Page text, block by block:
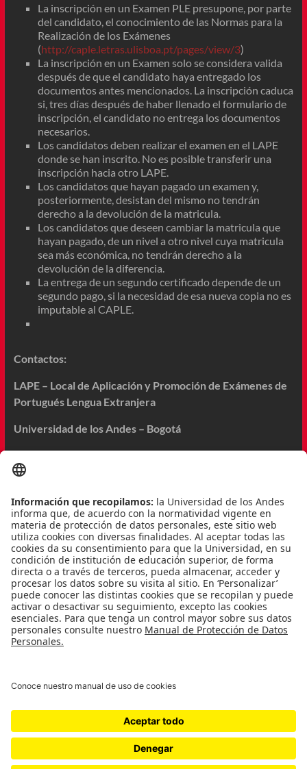
La inscripción en un Examen PLE presupone, por parte
del candidato, el conocimiento de las Normas para la
Realización de los Exámenes
(http://caple.letras.ulisboa.pt/pages/view/3)
La inscripción en un Examen solo se considera valida
después de que el candidato haya entregado los
documentos antes mencionados. La inscripción caduca
si, tres días después de haber llenado el formulario de
inscripción, el candidato no entrega los documentos
necesarios.
Los candidatos deben realizar el examen en el LAPE
donde se han inscrito. No es posible transferir una
inscripción hacia otro LAPE.
Los candidatos que hayan pagado un examen y,
posteriormente, desistan del mismo no tendrán
derecho a la devolución de la matricula.
Los candidatos que deseen cambiar la matricula que
hayan pagado, de un nivel a otro nivel cuya matricula
sea más económica, no tendrán derecho a la
devolución de la diferencia.
La entrega de un segundo certificado depende de un
segundo pago, si la necesidad de esa nueva copia no es
imputable al CAPLE.
Contactos:
LAPE – Local de Aplicación y Promoción de Exámenes de
Portugués Lengua Extranjera
Universidad de los Andes – Bogotá
Coordinador del LAPE: Nicolás Barbosa